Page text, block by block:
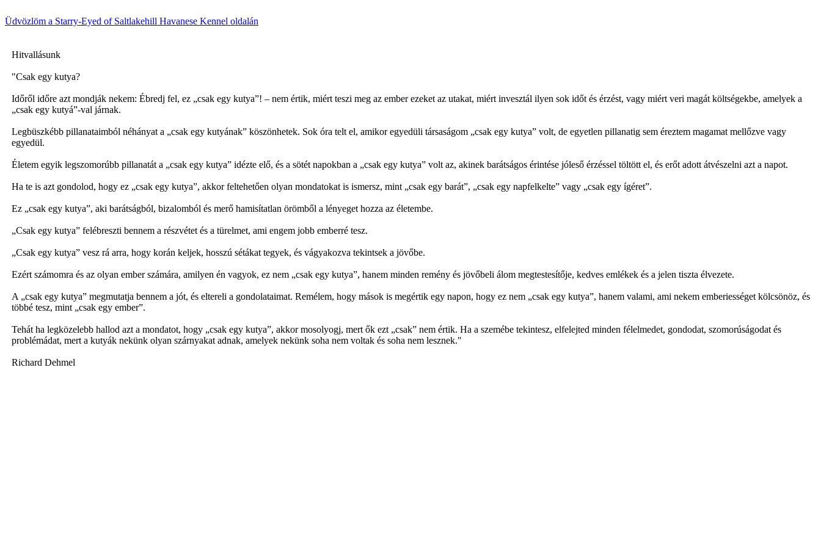
Üdvözlöm a Starry-Eyed of Saltlakehill Havanese Kennel oldalán
Hitvallásunk
"Csak egy kutya?
Időről időre azt mondják nekem: Ébredj fel, ez „csak egy kutya”! – nem értik, miért teszi meg az ember ezeket az utakat, miért invesztál ilyen sok időt és érzést, vagy miért veri magát költségekbe, amelyek a
„csak egy kutyá”-val járnak.
Legbüszkébb pillanataimból néhányat a „csak egy kutyának” köszönhetek. Sok óra telt el, amikor egyedüli társaságom „csak egy kutya” volt, de egyetlen pillanatig sem éreztem magamat mellőzve vagy
egyedül.
Életem egyik legszomorúbb pillanatát a „csak egy kutya” idézte elő, és a sötét napokban a „csak egy kutya” volt az, akinek barátságos érintése jóleső érzéssel töltött el, és erőt adott átvészelni azt a napot.
Ha te is azt gondolod, hogy ez „csak egy kutya”, akkor feltehetően olyan mondatokat is ismersz, mint „csak egy barát”, „csak egy napfelkelte” vagy „csak egy ígéret”.
Ez „csak egy kutya”, aki barátságból, bizalomból és merő hamisítatlan örömből a lényeget hozza az életembe.
„Csak egy kutya” felébreszti bennem a részvétet és a türelmet, ami engem jobb emberré tesz.
„Csak egy kutya” vesz rá arra, hogy korán keljek, hosszú sétákat tegyek, és vágyakozva tekintsek a jövőbe.
Ezért számomra és az olyan ember számára, amilyen én vagyok, ez nem „csak egy kutya”, hanem minden remény és jövőbeli álom megtestesítője, kedves emlékek és a jelen tiszta élvezete.
A „csak egy kutya” megmutatja bennem a jót, és eltereli a gondolataimat. Remélem, hogy mások is megértik egy napon, hogy ez nem „csak egy kutya”, hanem valami, ami nekem emberiességet kölcsönöz, és
többé tesz, mint „csak egy ember”.
Tehát ha legközelebb hallod azt a mondatot, hogy „csak egy kutya”, akkor mosolyogj, mert ők ezt „csak” nem értik. Ha a szemébe tekintesz, elfelejted minden félelmedet, gondodat, szomorúságodat és
problémádat, mert a kutyák nekünk olyan szárnyakat adnak, amelyek nekünk soha nem voltak és soha nem lesznek."
Richard Dehmel